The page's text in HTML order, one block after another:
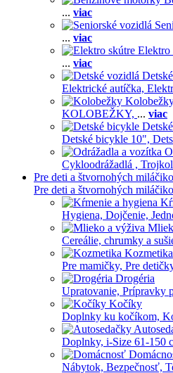
... viac
... viac
Elektro
... viac
Elektrické autíčka,
KOLOBEŽKY, ... viac
Detské bicykle 10",
Cykloodrážadlá ,
Pre deti a štvornohých
Pre deti a štvornohých
Hygiena, Dojčenie,
Cereálie, chrumky a
Kozmetika
Pre mamičky, Pre
Drogéria
Upratovanie, Prípravky
Kočíky
Doplnky ku kočíkom,
Doplnky, i-Size 61-150
Nábytok, Bezpečnosť,